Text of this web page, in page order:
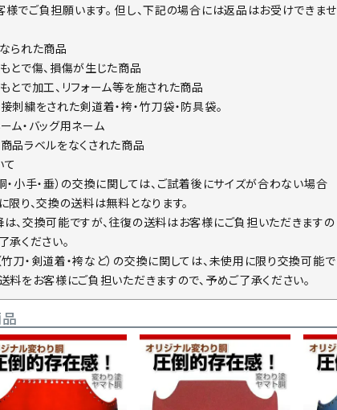
でご負担願います。 但し、下記の場合には返品はお受けできませ
られた商品
とで傷、損傷が生じた商品
とで加工、リフォーム等を施された商品
刺繍をされた剣道着・袴・竹刀袋・防具袋。
ム・バッグ用ネーム
品ラベルをなくされた商品
・小手・垂）の交換に関しては、ご試着後にサイズが合わない場合
限り、交換の送料は無料となります。
、交換可能ですが、往復の送料はお客様にご負担いただきますの
承ください。
刀・剣道着・袴など）の交換に関しては、未使用に限り交換可能で
料をお客様にご負担いただきますので、予めご了承ください。